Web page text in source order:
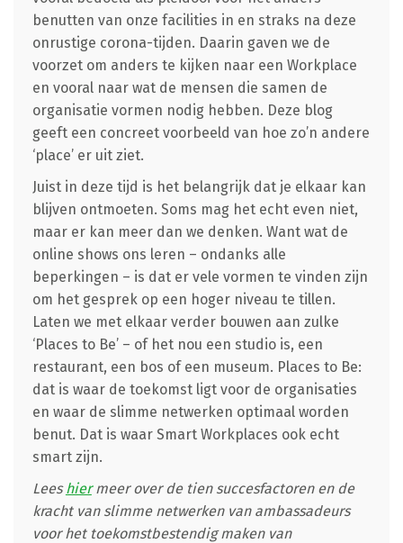
benutten van onze facilities in en straks na deze
onrustige corona-tijden. Daarin gaven we de
voorzet om anders te kijken naar een Workplace
en vooral naar wat de mensen die samen de
organisatie vormen nodig hebben. Deze blog
geeft een concreet voorbeeld van hoe zo’n andere
‘place’ er uit ziet.
Juist in deze tijd is het belangrijk dat je elkaar kan
blijven ontmoeten. Soms mag het echt even niet,
maar er kan meer dan we denken. Want wat de
online shows ons leren – ondanks alle
beperkingen – is dat er vele vormen te vinden zijn
om het gesprek op een hoger niveau te tillen.
Laten we met elkaar verder bouwen aan zulke
‘Places to Be’ – of het nou een studio is, een
restaurant, een bos of een museum. Places to Be:
dat is waar de toekomst ligt voor de organisaties
en waar de slimme netwerken optimaal worden
benut. Dat is waar Smart Workplaces ook echt
smart zijn.
Leeshiermeer over de tien succesfactoren en de
kracht van slimme netwerken van ambassadeurs
voor het toekomstbestendig maken van